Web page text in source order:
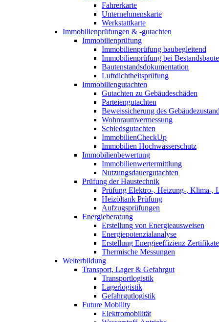
Fahrerkarte
Unternehmenskarte
Werkstattkarte
Immobilienprüfungen & -gutachten
Immobilienprüfung
Immobilienprüfung baubegleitend
Immobilienprüfung bei
Bautenstandsdokumentation
Luftdichtheitsprüfung
Immobiliengutachten
Gutachten zu Gebäudeschäden
Parteiengutachten
Beweissicherung des
Wohnraumvermessung
Schiedsgutachten
ImmobilienCheckUp
Immobilien Hochwasserschutz
Immobilienbewertung
Immobilienwertermittlung
Nutzungsdauergutachten
Prüfung der Haustechnik
Prüfung Elektro-, Heizung-, Klima-,
Heizöltank Prüfung
Aufzugsprüfungen
Energieberatung
Erstellung von Energieausweisen
Energiepotenzialanalyse
Erstellung Energieeffizienz Zertifikate
Thermische Messungen
Weiterbildung
Transport, Lager & Gefahrgut
Transportlogistik
Lagerlogistik
Gefahrgutlogistik
Future Mobility
Elektromobilität